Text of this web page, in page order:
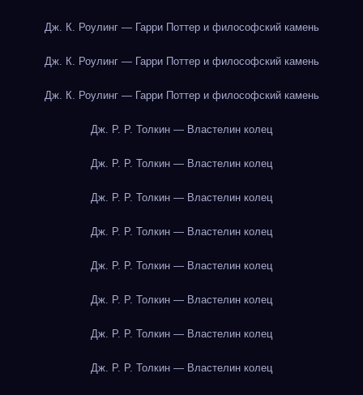
Дж. К. Роулинг — Гарри Поттер и философский камень
Дж. К. Роулинг — Гарри Поттер и философский камень
Дж. К. Роулинг — Гарри Поттер и философский камень
Дж. Р. Р. Толкин — Властелин колец
Дж. Р. Р. Толкин — Властелин колец
Дж. Р. Р. Толкин — Властелин колец
Дж. Р. Р. Толкин — Властелин колец
Дж. Р. Р. Толкин — Властелин колец
Дж. Р. Р. Толкин — Властелин колец
Дж. Р. Р. Толкин — Властелин колец
Дж. Р. Р. Толкин — Властелин колец